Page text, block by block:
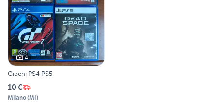
4
Giochi PS4 PS5
10 €
Milano(MI)